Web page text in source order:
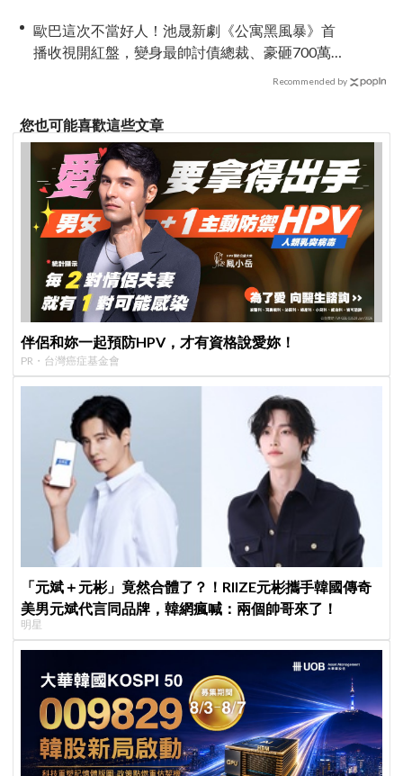
歐巴這次不當好人！池晟新劇《公寓黑風暴》首
播收視開紅盤，變身最帥討債總裁、豪砸700萬娶
Recommended by
您也可能喜歡這些文章
伴侶和妳一起預防HPV，才有資格說愛妳！
PR・台灣癌症基金會
「元斌＋元彬」竟然合體了？！RIIZE元彬攜手韓國傳奇
美男元斌代言同品牌，韓網瘋喊：兩個帥哥來了！
明星